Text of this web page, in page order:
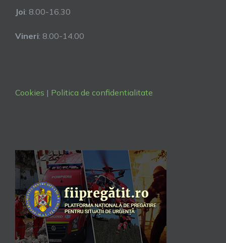
Joi: 8.00-16.30
Vineri: 8.00-14.00
Cookies | Politica de confidentialitate